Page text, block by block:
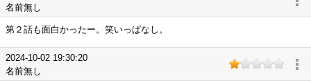
名前無し
第２話も面白かったー。笑いっぱなし。
2024-10-02 19:30:20
名前無し